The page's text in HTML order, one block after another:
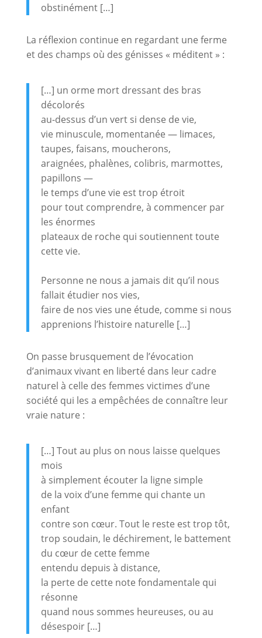
obstinément […]
La réflexion continue en regardant une ferme
et des champs où des génisses « méditent » :
[…] un orme mort dressant des bras
décolorés
au-dessus d’un vert si dense de vie,
vie minuscule, momentanée — limaces,
taupes, faisans, moucherons,
araignées, phalènes, colibris, marmottes,
papillons —
le temps d’une vie est trop étroit
pour tout comprendre, à commencer par
les énormes
plateaux de roche qui soutiennent toute
cette vie.
Personne ne nous a jamais dit qu’il nous
fallait étudier nos vies,
faire de nos vies une étude, comme si nous
apprenions l’histoire naturelle […]
On passe brusquement de l’évocation
d’animaux vivant en liberté dans leur cadre
naturel à celle des femmes victimes d’une
société qui les a empêchées de connaître leur
vraie nature :
[…] Tout au plus on nous laisse quelques
mois
à simplement écouter la ligne simple
de la voix d’une femme qui chante un
enfant
contre son cœur. Tout le reste est trop tôt,
trop soudain, le déchirement, le battement
du cœur de cette femme
entendu depuis à distance,
la perte de cette note fondamentale qui
résonne
quand nous sommes heureuses, ou au
désespoir […]